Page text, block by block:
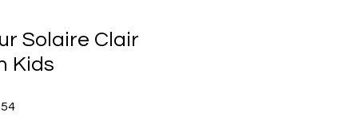
Solaire Clair
Kids
Sale